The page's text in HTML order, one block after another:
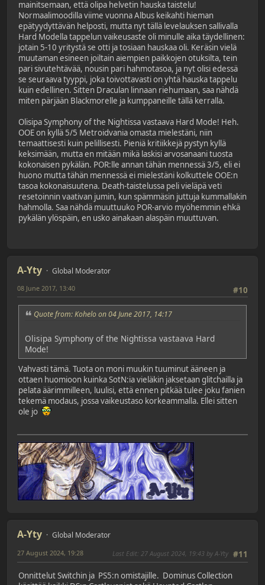
mainitsemaan, että olipa helvetin hauska taistelu!
Normaalimoodilla viime vuonna Albus keikahti hieman
epätyydyttävän helposti, mutta nyt tällä levelauksen sallivalla
Hard Modella tappelun vaikeusaste oli minulle aika täydellinen:
jotain 5-10 yritystä se otti ja tosiaan hauskaa oli. Keräsin vielä
muutaman esineen joiltain aiempien paikkojen otuksilta, tein
pari sivutehtävää, nousin pari hahmotasoa, ja nyt olisi edessä
se seuraava tyyppi, joka toivottavasti on yhtä hauska tappelu
kuin edellinen. Sitten Draculan linnaan riehumaan, saa nähdä
miten pärjään Blackmorelle ja kumppaneille tällä kerralla.
Olisipa Symphony of the Nightissa vastaava Hard Mode! Heh.
OOE on kyllä 5/5 Metroidvania omasta mielestäni, niin
temaattisesti kuin pelillisesti. Pieniä kritiikkejä pystyn kyllä
keksimään, mutta en mitään mikä laskisi arvosanaani tuosta
kokonaisen pykälän. POR:lle annan tähän mennessä 3/5, eli ei
huono mutta tähän mennessä ei mielestäni kolkuttele OOE:n
tasoa kokonaisuutena. Death-taistelussa peli vieläpä veti
resetoinnin vaativan jumin, kun spämmäsin juttuja kummallakin
hahmolla. Saa nähdä muuttuuko POR-arvio myöhemmin ehkä
pykälän ylöspäin, en usko ainakaan alaspäin muuttuvan.
A-Yty Global Moderator
#10
08 June 2017, 13:40
Quote from: Kohelo on 04 June 2017, 14:17
Olisipa Symphony of the Nightissa vastaava Hard
Mode!
Vahvasti tämä. Tuota on moni muukin tuuminut ääneen ja
ottaen huomioon kuinka SotN:ia vieläkin jaksetaan glitchailla ja
pelata äärimmilleen, luulisi, että ennen pitkää tulee joku fanien
tekemä modaus, jossa vaikeustaso korkeammalla. Ellei sitten
ole jo
A-Yty Global Moderator
#11
27 August 2024, 19:28 Last Edit: 27 August 2024, 19:43 by A-Yty
Onnittelut Switchin ja PS5:n omistajille. Dominus Collection